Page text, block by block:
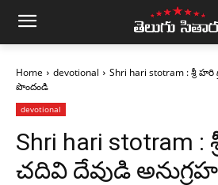
Home devotional
Shri hari stotram : శ్రీ హరి
పొందండి
devotional
Shri hari stotram :
చదివి దేవుడి